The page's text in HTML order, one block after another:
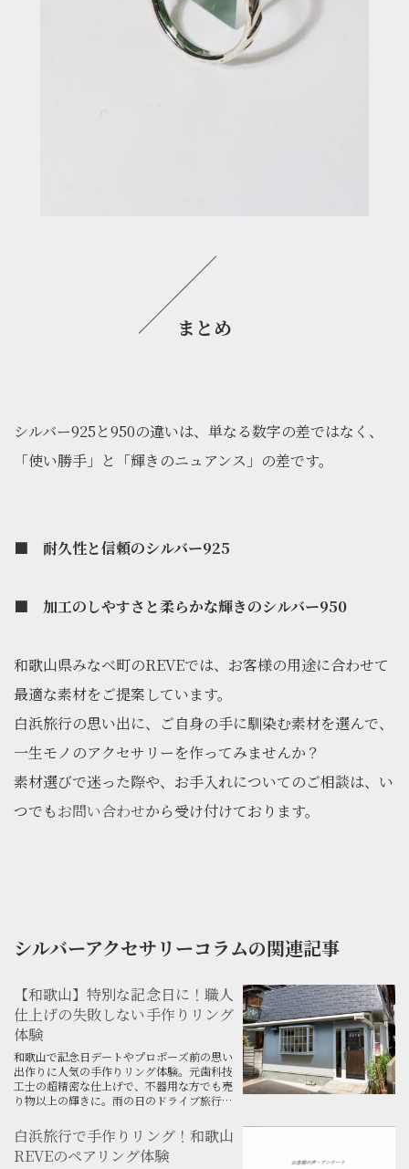
まとめ
シルバー925と950の違いは、単なる数字の差ではなく、
「使い勝手」と「輝きのニュアンス」の差です。
■ 耐久性と信頼のシルバー925
■ 加工のしやすさと柔らかな輝きのシルバー950
和歌山県みなべ町のREVEでは、お客様の用途に合わせて
最適な素材をご提案しています。
白浜旅行の思い出に、ご自身の手に馴染む素材を選んで、
一生モノのアクセサリーを作ってみませんか？
素材選びで迷った際や、お手入れについてのご相談は、い
つでもお問い合わせから受け付けております。
シルバーアクセサリーコラムの関連記事
【和歌山】特別な記念日に！職人
仕上げの失敗しない手作りリング
体験
和歌山で記念日デートやプロポーズ前の思い
出作りに人気の手作りリング体験。元歯科技
工士の超精密な仕上げで、不器用な方でも売
り物以上の輝きに。雨の日のドライブ旅行に
白浜旅行で手作りリング！和歌山
REVEのペアリング体験